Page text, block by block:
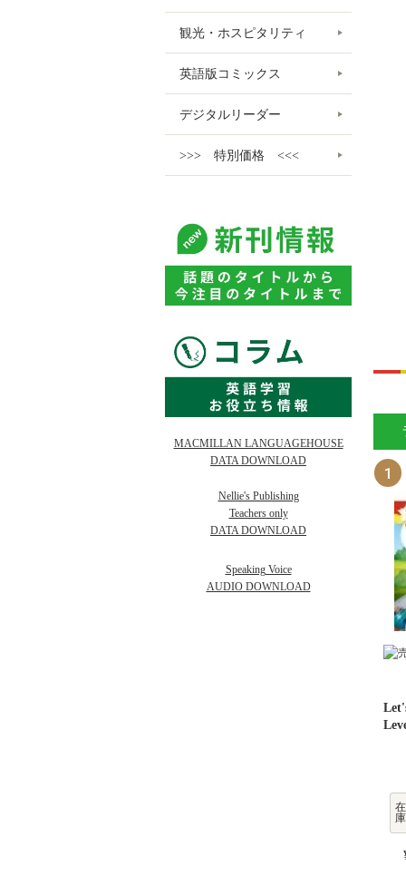
在
庫¥¥
(旺
¥
観光・ホスピタリティ
英語版コミックス
デジタルリーダー
>>> 特別価格 <<<
MACMILLAN LANGUAGEHOUSE
DATA DOWNLOAD
Nellie's Publishing
Teachers only
DATA DOWNLOAD
Speaking Voice
AUDIO DOWNLOAD